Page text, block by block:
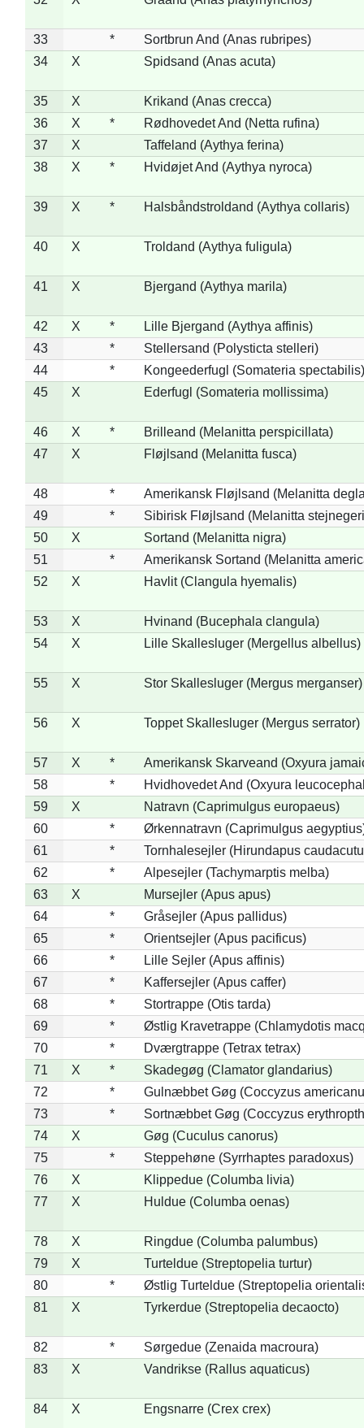
33 *
Sortbrun And (Anas rubripes)
34
X Spidsand (Anas acuta)
35 X
Krikand (Anas crecca)
36
X *
Rødhovedet And (Netta rufina)
37
X
Taffeland (Aythya ferina)
38
X * Hvidøjet And (Aythya nyroca)
39 X * Halsbåndstroldand (Aythya collaris)
40 X Troldand (Aythya fuligula)
41 X Bjergand (Aythya marila)
42 X *
Lille Bjergand (Aythya affinis)
43
*
Stellersand (Polysticta stelleri)
44
*
Kongeederfugl (Somateria spectabilis)
45
X Ederfugl (Somateria mollissima)
46 X *
Brilleand (Melanitta perspicillata)
47
X Fløjlsand (Melanitta fusca)
48 *
Amerikansk Fløjlsand (Melanitta
49
*
Sibirisk Fløjlsand (Melanitta
50
X
Sortand (Melanitta nigra)
51
*
Amerikansk Sortand (Melanitta
52
X Havlit (Clangula hyemalis)
53 X
Hvinand (Bucephala clangula)
54
X Lille Skallesluger (Mergellus albellus)
55 X Stor Skallesluger (Mergus merganser)
56 X Toppet Skallesluger (Mergus serrator)
57 X *
Amerikansk Skarveand (Oxyura
58
*
Hvidhovedet And (Oxyura
59
X
Natravn (Caprimulgus europaeus)
60
*
Ørkennatravn (Caprimulgus
61
*
Tornhalesejler (Hirundapus
62
*
Alpesejler (Tachymarptis melba)
63
X
Mursejler (Apus apus)
64
*
Gråsejler (Apus pallidus)
65
*
Orientsejler (Apus pacificus)
66
*
Lille Sejler (Apus affinis)
67
*
Kaffersejler (Apus caffer)
68
*
Stortrappe (Otis tarda)
69
*
Østlig Kravetrappe (Chlamydotis
70
*
Dværgtrappe (Tetrax tetrax)
71
X *
Skadegøg (Clamator glandarius)
72
*
Gulnæbbet Gøg (Coccyzus
73
*
Sortnæbbet Gøg (Coccyzus
74
X
Gøg (Cuculus canorus)
75
*
Steppehøne (Syrrhaptes paradoxus)
76
X
Klippedue (Columba livia)
77
X Huldue (Columba oenas)
78 X
Ringdue (Columba palumbus)
79
X
Turteldue (Streptopelia turtur)
80
*
Østlig Turteldue (Streptopelia
81
X Tyrkerdue (Streptopelia decaocto)
82 *
Sørgedue (Zenaida macroura)
83
X Vandrikse (Rallus aquaticus)
84 X Engsnarre (Crex crex)